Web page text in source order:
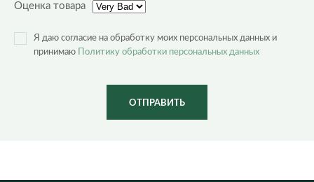
Оценка товара
Я даю согласие на обработку моих персональных данных и
принимаю
Политику обработки персональных данных
ОТПРАВИТЬ